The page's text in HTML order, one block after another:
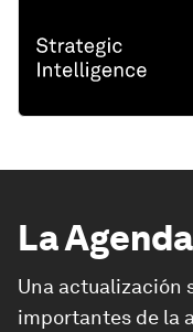
La Agenda
Una actualización
importantes de la